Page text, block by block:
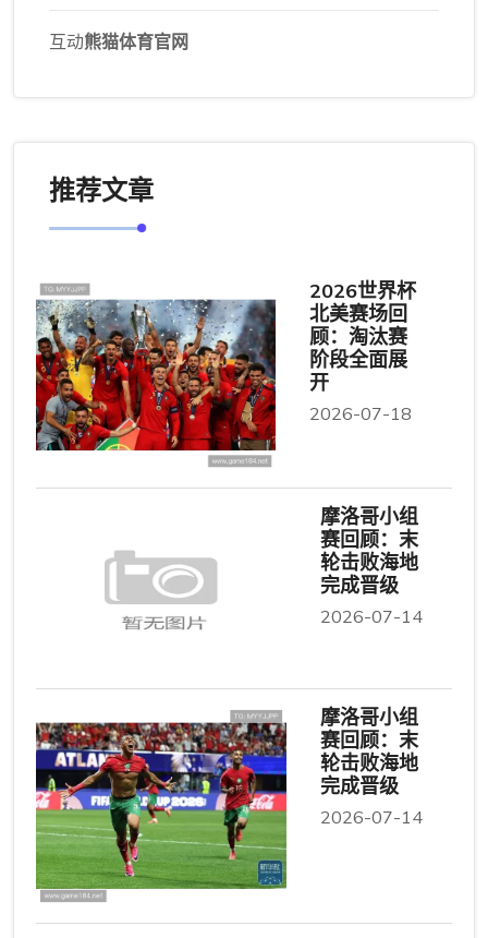
互动熊猫体育官网
推荐文章
2026世界杯
北美赛场回
顾：淘汰赛
阶段全面展
开
2026-07-18
摩洛哥小组
赛回顾：末
轮击败海地
完成晋级
2026-07-14
摩洛哥小组
赛回顾：末
轮击败海地
完成晋级
2026-07-14